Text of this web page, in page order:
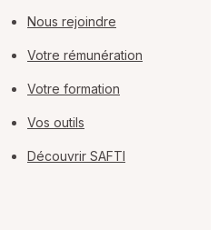
Nous rejoindre
Votre rémunération
Votre formation
Vos outils
Découvrir SAFTI